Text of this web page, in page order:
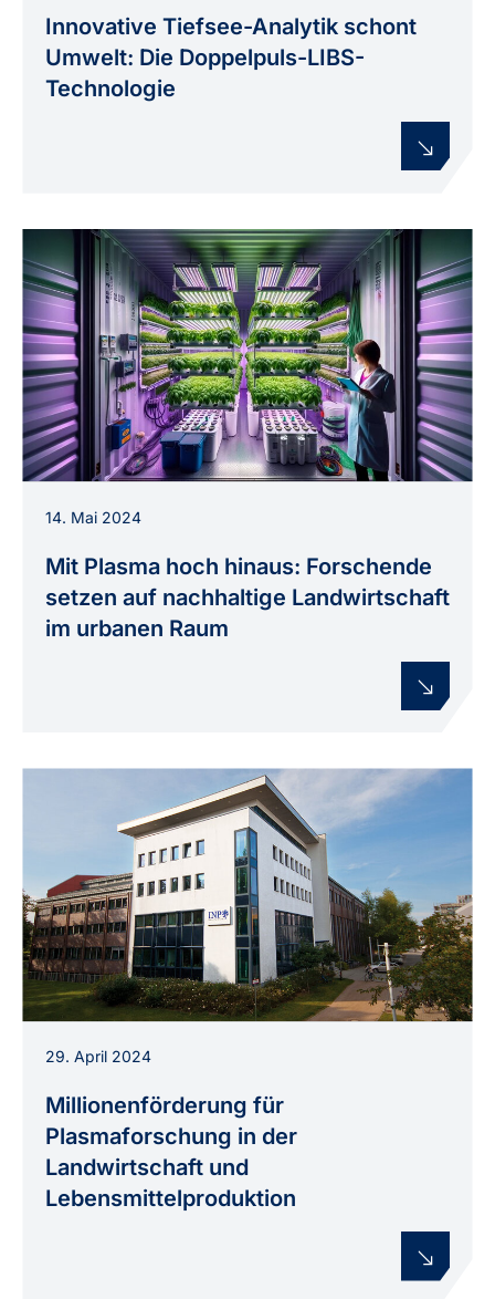
die umweltschonende Analyse von Materialien
in der Tiefsee ermöglicht. Illustration: INP
Innovative Tiefsee-Analytik schont
Umwelt: Die Doppelpuls-LIBS-
Technologie
Container, wie er im Projekt „Physics for
Sustainable Vertical Farming“ zur Erforschung
plasma-gestützter Anbaumethoden genutzt
wird. KI-generiertes Bild
14. Mai 2024
Mit Plasma hoch hinaus: Forschende
setzen auf nachhaltige Landwirtschaft
im urbanen Raum
Plasmaforschung und Technologie (INP) in
Greifswald.
29. April 2024
Millionenförderung für
Plasmaforschung in der
Landwirtschaft und
Lebensmittelproduktion